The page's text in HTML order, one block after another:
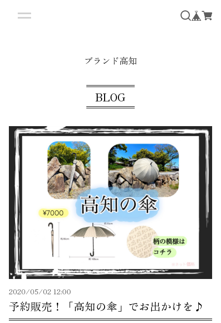
ブランド高知
BLOG
予約販売！「高知の傘」でお出かけを♪
2020/05/02 12:00